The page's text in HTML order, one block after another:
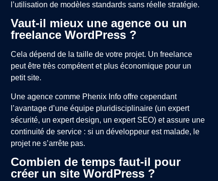
l’utilisation de modèles standards sans réelle stratégie.
Vaut-il mieux une agence ou un
freelance WordPress ?
Cela dépend de la taille de votre projet. Un freelance
peut être très compétent et plus économique pour un
petit site.
Une agence comme Phenix Info offre cependant
l’avantage d’une équipe pluridisciplinaire (un expert
sécurité, un expert design, un expert SEO) et assure une
continuité de service : si un développeur est malade, le
projet ne s’arrête pas.
Combien de temps faut-il pour
créer un site WordPress ?